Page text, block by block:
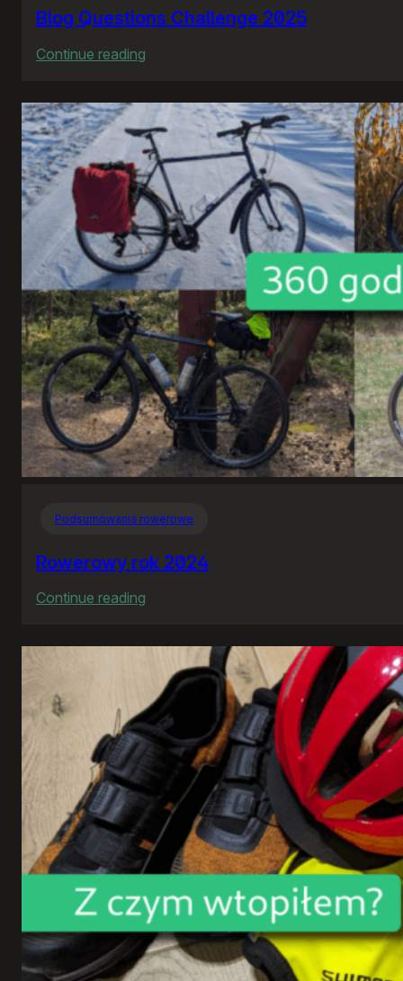
Blog Questions Challenge 2025
Continue reading
Questions
Challenge
2025
Podsumowania rowerowe
Rowerowy rok 2024
Continue reading
rok
2024